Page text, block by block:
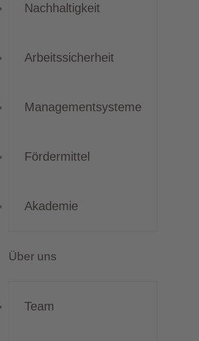
Nachhaltigkeit
Arbeitssicherheit
Managementsysteme
Fördermittel
Akademie
Über uns
Team